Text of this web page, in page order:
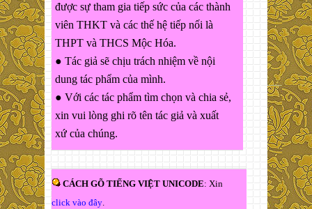
được sự tham gia tiếp sức của các thành
viên THKT và các thế hệ tiếp nối là
THPT và THCS Mộc Hóa.
● Tác giả sẽ chịu trách nhiệm về nội
dung tác phẩm của mình.
● Với các tác phẩm tìm chọn và chia sẻ,
xin vui lòng ghi rõ tên tác giả và xuất
xứ của chúng.
CÁCH GÕ TIẾNG VIỆT UNICODE: Xin
click vào đây.